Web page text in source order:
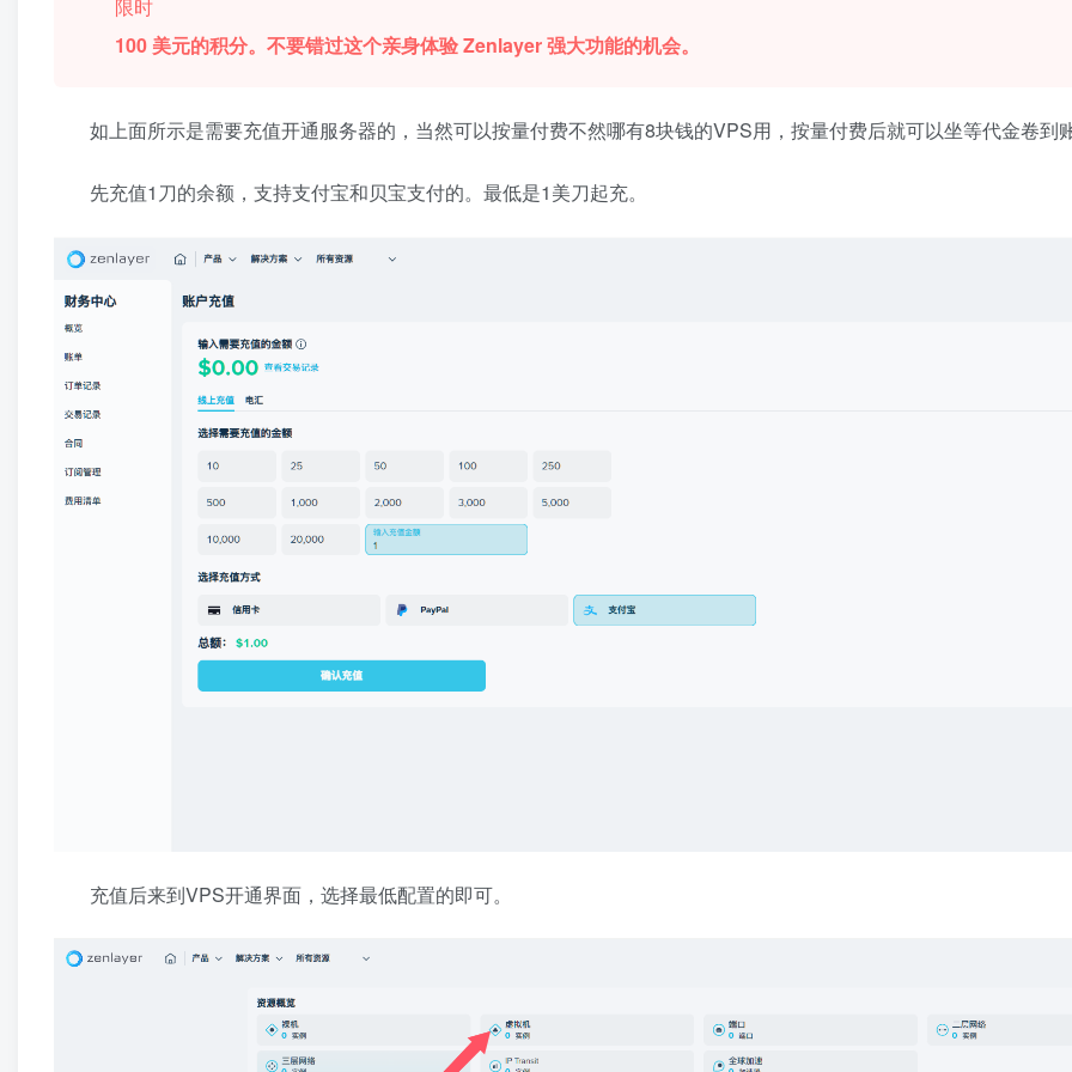
限时
100 美元的积分。不要错过这个亲身体验 Zenlayer 强大功能的机会。
如上面所示是需要充值开通服务器的，当然可以按量付费不然哪有8块钱的VPS用，按量付费后就可以坐等代金卷到
先充值1刀的余额，支持支付宝和贝宝支付的。最低是1美刀起充。
充值后来到VPS开通界面，选择最低配置的即可。